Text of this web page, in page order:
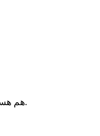
همین نسخه‌ها مناسب M1 هم هستند.